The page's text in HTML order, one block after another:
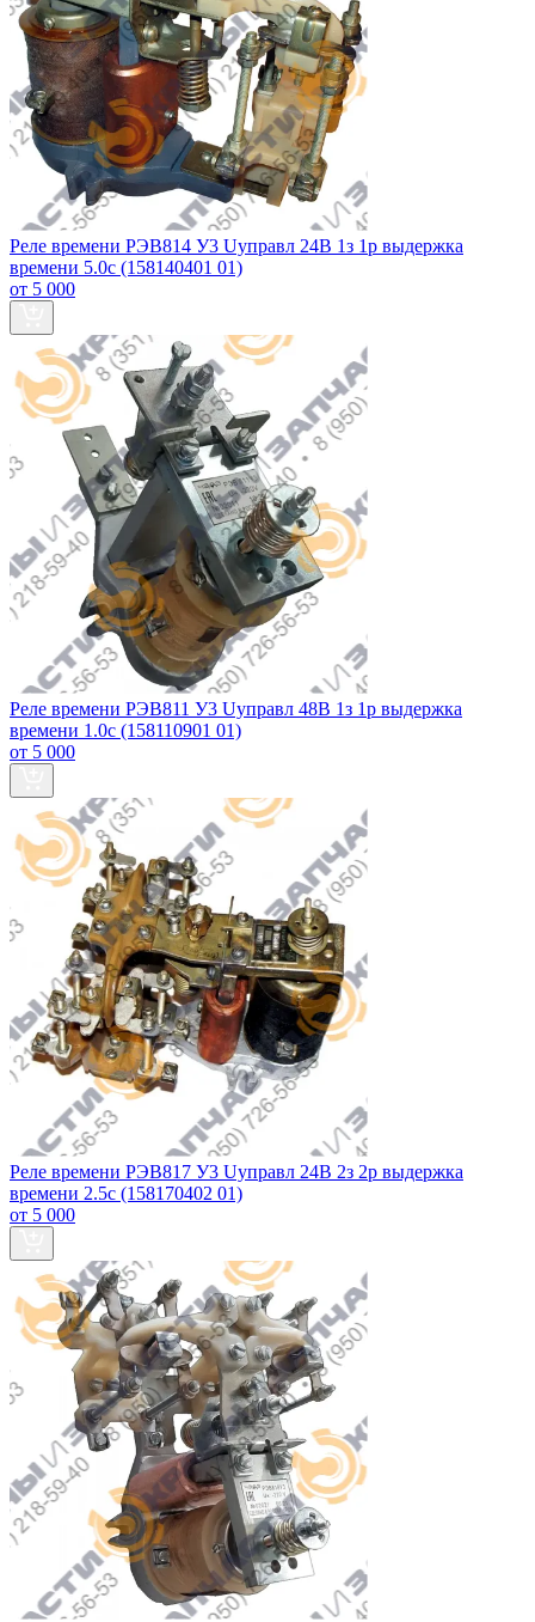
Реле времени РЭВ814 У3 Uуправл 24В 1з 1р выдержка
времени 5.0с (158140401 01)
от 5 000
Реле времени РЭВ811 У3 Uуправл 48В 1з 1р выдержка
времени 1.0с (158110901 01)
от 5 000
Реле времени РЭВ817 У3 Uуправл 24В 2з 2р выдержка
времени 2.5с (158170402 01)
от 5 000